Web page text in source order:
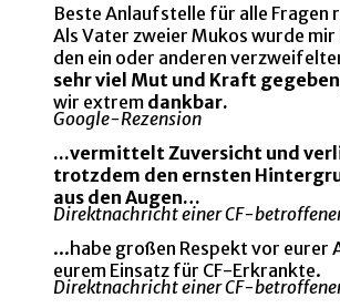
Beste Anlaufstelle für alle Fragen
Als Vater zweier Mukos wurde mir
den ein oder anderen
sehr viel Mut und Kraft
wir extrem dankbar.
Google-Rezension
...vermittelt Zuversicht und
trotzdem den ernsten
aus den Augen…
Direktnachricht einer CF-
...habe großen Respekt vor eurer
eurem Einsatz für CF-Erkrankte.
Direktnachricht einer CF-